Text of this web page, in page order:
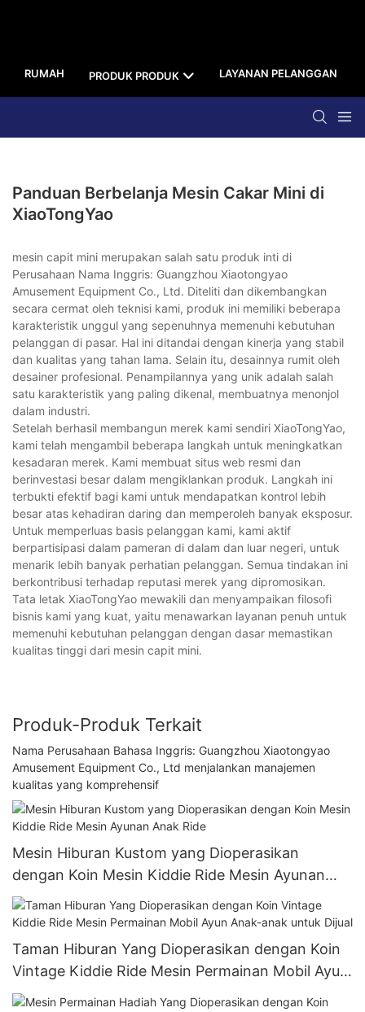
RUMAH PRODUK PRODUK LAYANAN PELANGGAN
Panduan Berbelanja Mesin Cakar Mini di
XiaoTongYao
mesin capit mini merupakan salah satu produk inti di
Perusahaan Nama Inggris: Guangzhou Xiaotongyao
Amusement Equipment Co., Ltd. Diteliti dan dikembangkan
secara cermat oleh teknisi kami, produk ini memiliki beberapa
karakteristik unggul yang sepenuhnya memenuhi kebutuhan
pelanggan di pasar. Hal ini ditandai dengan kinerja yang stabil
dan kualitas yang tahan lama. Selain itu, desainnya rumit oleh
desainer profesional. Penampilannya yang unik adalah salah
satu karakteristik yang paling dikenal, membuatnya menonjol
dalam industri.
Setelah berhasil membangun merek kami sendiri XiaoTongYao,
kami telah mengambil beberapa langkah untuk meningkatkan
kesadaran merek. Kami membuat situs web resmi dan
berinvestasi besar dalam mengiklankan produk. Langkah ini
terbukti efektif bagi kami untuk mendapatkan kontrol lebih
besar atas kehadiran daring dan memperoleh banyak eksposur.
Untuk memperluas basis pelanggan kami, kami aktif
berpartisipasi dalam pameran di dalam dan luar negeri, untuk
menarik lebih banyak perhatian pelanggan. Semua tindakan ini
berkontribusi terhadap reputasi merek yang dipromosikan.
Tata letak XiaoTongYao mewakili dan menyampaikan filosofi
bisnis kami yang kuat, yaitu menawarkan layanan penuh untuk
memenuhi kebutuhan pelanggan dengan dasar memastikan
kualitas tinggi dari mesin capit mini.
Produk-Produk Terkait
Nama Perusahaan Bahasa Inggris: Guangzhou Xiaotongyao
Amusement Equipment Co., Ltd menjalankan manajemen
kualitas yang komprehensif
Mesin Hiburan Kustom yang Dioperasikan
dengan Koin Mesin Kiddie Ride Mesin Ayunan
Anak Ride
Taman Hiburan Yang Dioperasikan dengan Koin
Vintage Kiddie Ride Mesin Permainan Mobil Ayun
Anak-anak untuk Dijual